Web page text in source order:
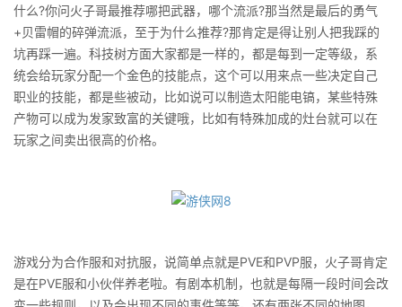
什么?你问火子哥最推荐哪把武器，哪个流派?那当然是最后的勇气
+贝雷帽的碎弹流派，至于为什么推荐?那肯定是得让别人把我踩的
坑再踩一遍。科技树方面大家都是一样的，都是每到一定等级，系
统会给玩家分配一个金色的技能点，这个可以用来点一些决定自己
职业的技能，都是些被动，比如说可以制造太阳能电镐，某些特殊
产物可以成为发家致富的关键哦，比如有特殊加成的灶台就可以在
玩家之间卖出很高的价格。
游戏分为合作服和对抗服，说简单点就是PVE和PVP服，火子哥肯定
是在PVE服和小伙伴养老啦。有剧本机制，也就是每隔一段时间会改